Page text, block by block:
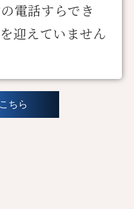
電話すらでき
迎えていません
ちら